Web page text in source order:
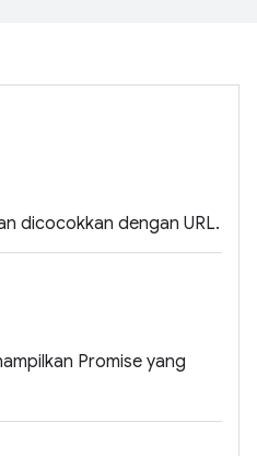
dicocokkan dengan URL.
Promise yang